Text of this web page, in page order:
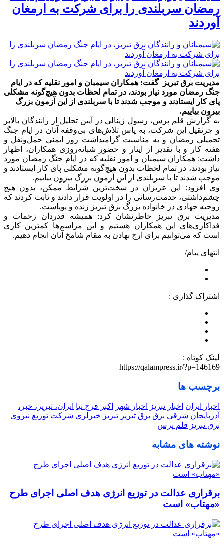
رمضان سربلندی را برای شرکت به ارمغان
آوردند
مدیریت برق تبریز گفت: همکاران سیمبان و امور نقلیه که در ایام
جنگ رمضان مورد نیاز بودند، در تمام لحظات بدون هیچ‌گونه مشکلی
پای کار ایستادند و موجب شدند تا با سربلندی از این آزمون بزرگ
بیرون بیاییم.
به گزارش قلم پرس، رسول زینالی در آیین تجلیل از رانندگان بالابر
و جرثقیل این شرکت، به پاس تلاش‌های بی‌وقفه آنان در ایام جنگ
تحمیلی رمضان و به مناسبت گرامیداشت روز ایمنی حمل‌ونقل و
هفته کار و با تقدیر از ایثار و حضور شبانه‌روزی همکاران، اظهار
داشت: همکاران سیمبان و امور نقلیه که در ایام جنگ رمضان مورد
نیاز بودند، در تمام لحظات بدون هیچ‌گونه مشکلی پای کار ایستادند و
موجب شدند تا با سربلندی از این آزمون بزرگ بیرون بیاییم.
وی افزود: این عزیزان در سخت‌ترین شرایط ممکن، بدون هیچ
چشم‌داشتی، خدمت‌رسانی را در اولویت قرار دادند و ثابت کردند که
روحیه جهادی در خانواده بزرگ برق تبریز زنده و پویاست.
مدیریت برق تبریز خاطرنشان کرد: همیشه قدردان زحمات و
فداکاری‌های این همکاران هستیم و این مراسم‌ها کمترین کاری
است که می‌توانیم برای ارج نهادن به مقام شامخ آنان انجام دهیم.
انتهای پیام/
اشتراک گذاری :
لینک کوتاه :
https://qalampress.ir/?p=146169
برچسب ها
اخبار ایران اخبار تبریز اخبار شهر اکبر فرج نیا ایران، تبریز، خبر،
آذربایجان شرقی برق برق تبریز تبریز خبرلری شرکت توزیع نیروی
برق تبریز قلم پرس
نوشته های مشابه
برقراری عدالت در توزیع انرژی هدف اصلی اجرای طرح
«مهتاب» است